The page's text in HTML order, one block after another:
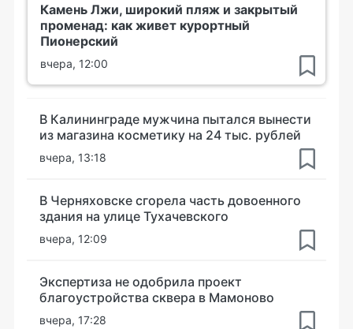
Камень Лжи, широкий пляж и закрытый
променад: как живет курортный
Пионерский
вчера, 12:00
В Калининграде мужчина пытался вынести
из магазина косметику на 24 тыс. рублей
вчера, 13:18
В Черняховске сгорела часть довоенного
здания на улице Тухачевского
вчера, 12:09
Экспертиза не одобрила проект
благоустройства сквера в Мамоново
вчера, 17:28